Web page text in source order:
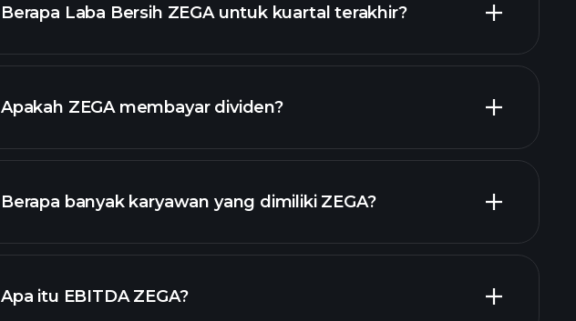
laporan keuangan
Berapa Laba Bersih ZEGA untuk kuartal terakhir?
laporan keuangan
Apakah ZEGA membayar dividen?
Berapa banyak karyawan yang dimiliki ZEGA?
Apa itu EBITDA ZEGA?